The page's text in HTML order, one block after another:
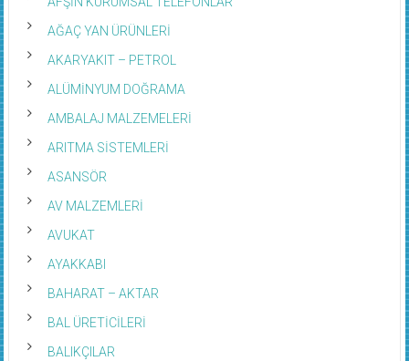
AĞAÇ YAN ÜRÜNLERİ
AKARYAKIT – PETROL
ALÜMİNYUM DOĞRAMA
AMBALAJ MALZEMELERİ
ARITMA SİSTEMLERİ
ASANSÖR
AV MALZEMLERİ
AVUKAT
AYAKKABI
BAHARAT – AKTAR
BAL ÜRETİCİLERİ
BALIKÇILAR